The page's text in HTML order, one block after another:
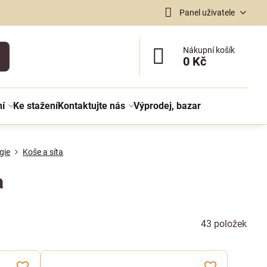
Panel uživatele
Nákupní košík
0 Kč
Ke staženíKontaktujte nás Výprodej, bazar
Koše a síta
43 položek